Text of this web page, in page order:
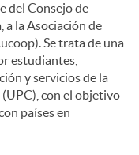
del Consejo de
a la Asociación de
Se trata de una
estudiantes,
y servicios de la
con el objetivo
países en